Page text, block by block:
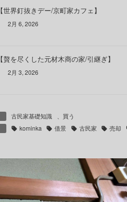
【世界釘抜きデー/京町家カフェ】
2月 6, 2026
【贅を尽くした元材木商の家/引継ぎ】
2月 3, 2026
古民家基礎知識 買う
kominka 借景 古民家 売却